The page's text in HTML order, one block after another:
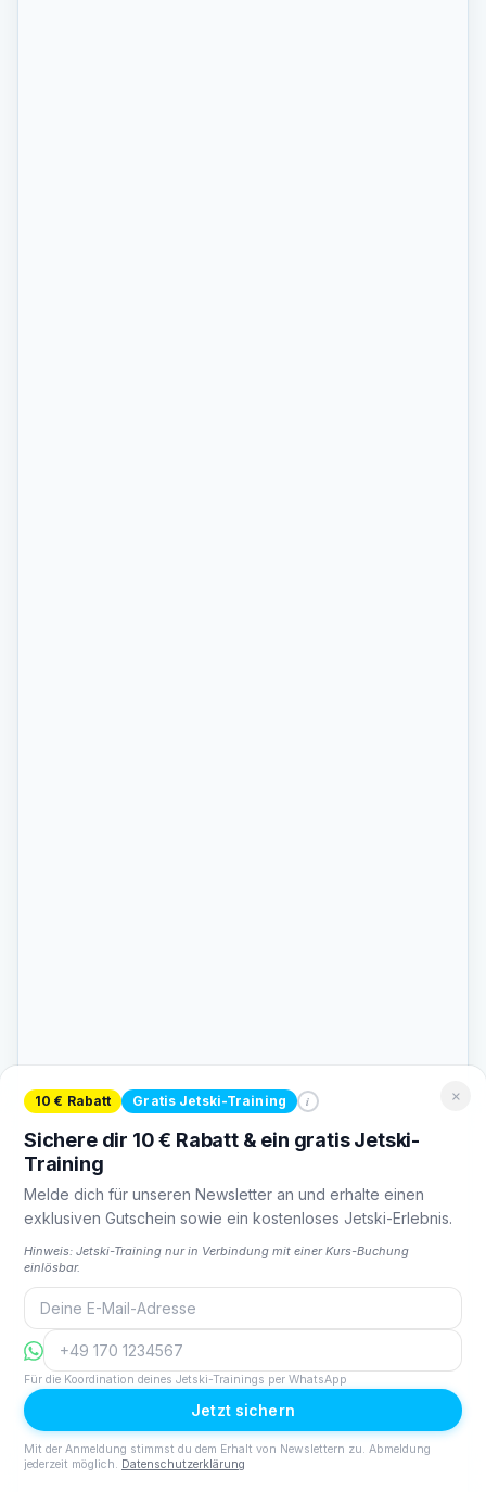
×
10 € Rabatt Gratis Jetski-Training i
Sichere dir 10 € Rabatt & ein gratis Jetski-
Training
Melde dich für unseren Newsletter an und erhalte einen
exklusiven Gutschein sowie ein kostenloses Jetski-Erlebnis.
Hinweis: Jetski-Training nur in Verbindung mit einer Kurs-Buchung
einlösbar.
Für die Koordination deines Jetski-Trainings per WhatsApp
Jetzt sichern
Mit der Anmeldung stimmst du dem Erhalt von Newslettern zu. Abmeldung
jederzeit möglich. Datenschutzerklärung